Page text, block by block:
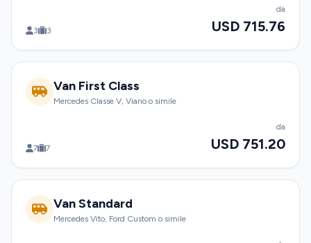
3 3
da
USD 715.76
Van First Class
Mercedes Classe V, Viano o simile
7 7
da
USD 751.20
Van Standard
Mercedes Vito, Ford Custom o simile